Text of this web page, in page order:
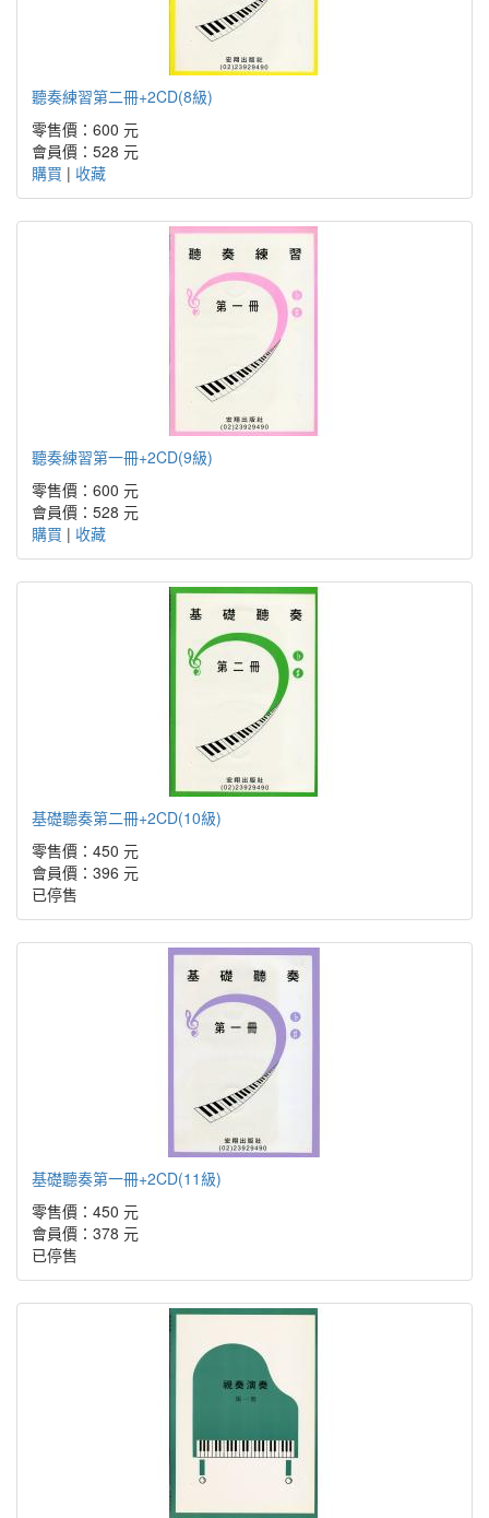
聽奏練習第二冊+2CD(8級)
零售價：600 元
會員價：528 元
購買 | 收藏
聽奏練習第一冊+2CD(9級)
零售價：600 元
會員價：528 元
購買 | 收藏
基礎聽奏第二冊+2CD(10級)
零售價：450 元
會員價：396 元
已停售
基礎聽奏第一冊+2CD(11級)
零售價：450 元
會員價：378 元
已停售